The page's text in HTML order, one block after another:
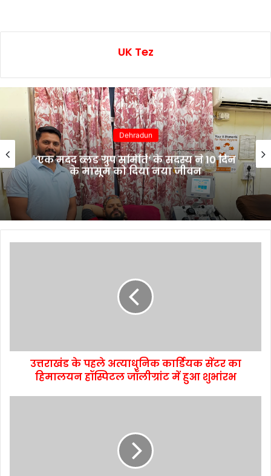
UK Tez
Dehradun
‘एक मदद ब्लड ग्रुप समिति’ के सदस्य ने 10 दिन
के मासूम को दिया नया जीवन
उत्तराखंड के पहले अत्याधुनिक कार्डियक सेंटर का
हिमालयन हॉस्पिटल जॉलीग्रांट में हुआ शुभांरभ